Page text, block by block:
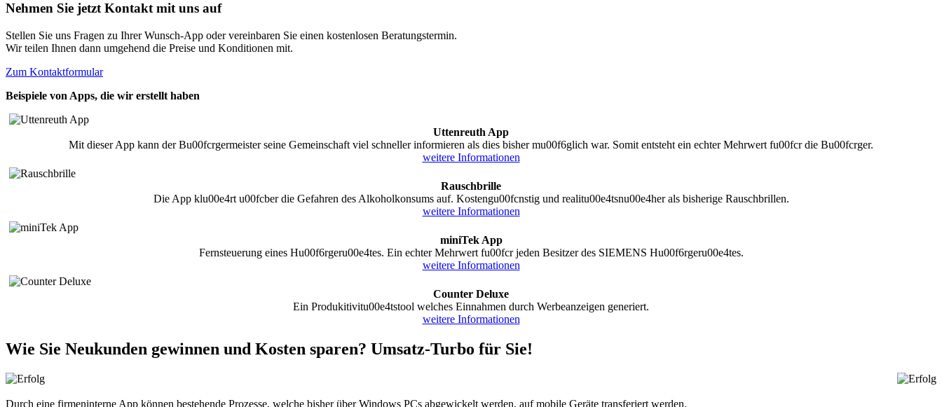
Nehmen Sie jetzt Kontakt mit uns auf
Stellen Sie uns Fragen zu Ihrer Wunsch-App oder vereinbaren Sie einen kostenlosen Beratungstermin.
Wir teilen Ihnen dann umgehend die Preise und Konditionen mit.
Zum Kontaktformular
Beispiele von Apps, die wir erstellt haben
Uttenreuth App
Mit dieser App kann der Bu00fcrgermeister seine Gemeinschaft viel schneller informieren als dies bisher mu00f6glich war. Somit entsteht ein echter Mehrwert fu00fcr die Bu00fcrger.
weitere Informationen
Rauschbrille
Die App klu00e4rt u00fcber die Gefahren des Alkoholkonsums auf. Kostengu00fcnstig und realitu00e4tsnu00e4her als bisherige Rauschbrillen.
weitere Informationen
miniTek App
Fernsteuerung eines Hu00f6rgeru00e4tes. Ein echter Mehrwert fu00fcr jeden Besitzer des SIEMENS Hu00f6rgeru00e4tes.
weitere Informationen
Counter Deluxe
Ein Produkitivitu00e4tstool welches Einnahmen durch Werbeanzeigen generiert.
weitere Informationen
Wie Sie Neukunden gewinnen und Kosten sparen? Umsatz-Turbo für Sie!
Durch eine firmeninterne App können bestehende Prozesse, welche bisher über Windows PCs abgewickelt werden, auf mobile Geräte transferiert werden.